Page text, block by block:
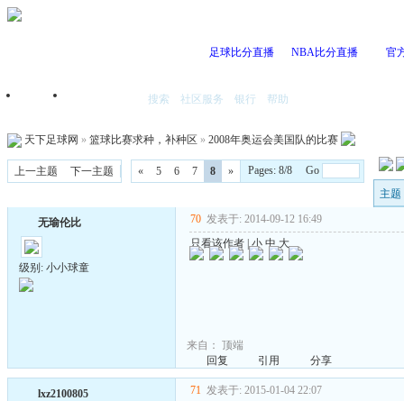
足球比分直播 NBA比分直播 官
首页 搜索 社区服务 银行 帮助
天下足球网 » 篮球比赛求种，补种区 » 2008年奥运会美国队的比赛
上一主题 下一主题 « 5 6 7 8 »
Pages: 8/8 Go
主题
无瑜伦比
级别: 小小球童
70 发表于: 2014-09-12 16:49
只看该作者 |小 中 大
来自： 顶端
回复
引用 分享
lxz2100805 71 发表于: 2015-01-04 22:07